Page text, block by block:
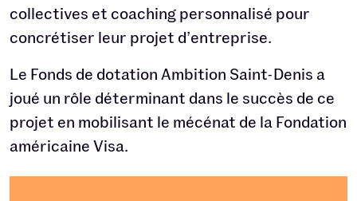
collectives et coaching personnalisé pour
concrétiser leur projet d’entreprise.
Le Fonds de dotation Ambition Saint-Denis a
joué un rôle déterminant dans le succès de ce
projet en mobilisant le mécénat de la Fondation
américaine Visa.